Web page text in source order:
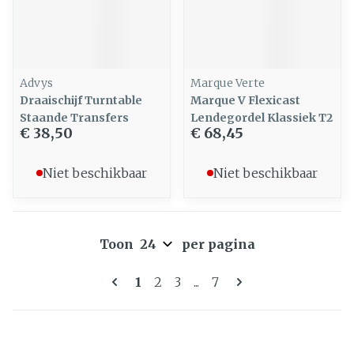
Advys
Draaischijf Turntable
Staande Transfers
€ 38,50
Niet beschikbaar
Marque Verte
Marque V Flexicast
Lendegordel Klassiek T2
€ 68,45
Niet beschikbaar
Pagina's
U lees momenteel pagina
1 Pagina
2 Pagina
3 ... Pagina
7
Toon per pagina